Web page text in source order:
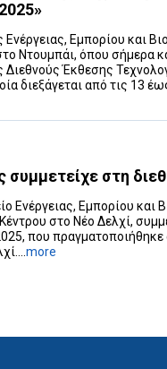
Εμπορίου και
Ντουμπάι, όπου σήμερα
Διεθνούς Έκθεσης
διεξάγεται από τις 13
συμμετείχε στη
Ενέργειας, Εμπορίου και
στο Νέο Δελχί,
που
more